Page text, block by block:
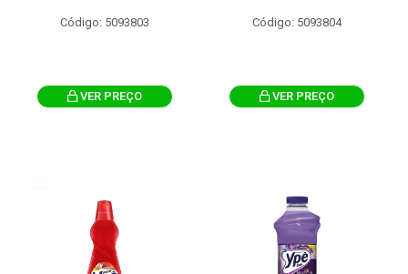
Código: 5093803
VER PREÇO
Código: 5093804
VER PREÇO